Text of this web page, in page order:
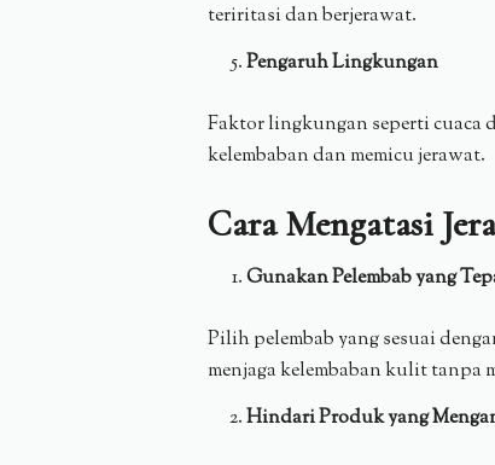
teriritasi dan berjerawat.
Pengaruh Lingkungan
Faktor lingkungan seperti cuaca
kelembaban dan memicu jerawat.
Cara Mengatasi
Gunakan Pelembab yang
Pilih pelembab yang sesuai
menjaga kelembaban kulit tanpa
Hindari Produk yang